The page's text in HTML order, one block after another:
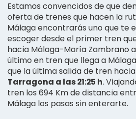
Estamos convencidos de que
oferta de trenes que hacen la
Málaga encontrarás uno que te
escoger desde el primer tren
hacia Málaga-María Zambrano
último en tren que llega a
que la última salida de tren
Tarragona a las 21:25 h.
tren los 694 Km de distancia
Málaga los pasas sin enterarte.